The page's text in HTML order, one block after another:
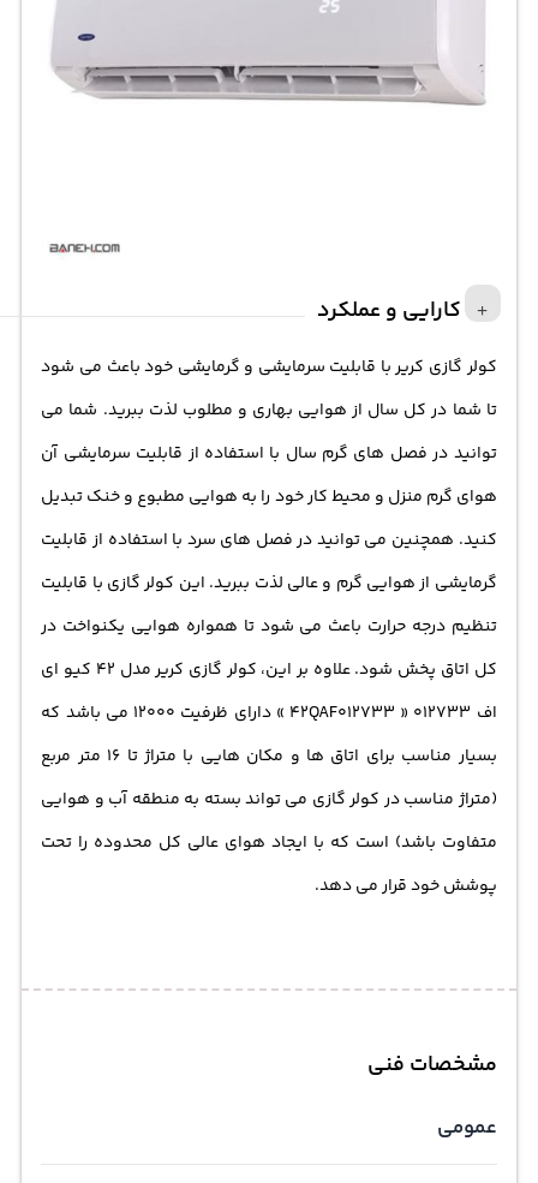
کارایی و عملکرد
کولر گازی کریر با قابلیت سرمایشی و گرمایشی خود باعث می شود
تا شما در کل سال از هوایی بهاری و مطلوب لذت ببرید. شما می
توانید در فصل های گرم سال با استفاده از قابلیت سرمایشی آن
هوای گرم منزل و محیط کار خود را به هوایی مطبوع و خنک تبدیل
کنید. همچنین می توانید در فصل های سرد با استفاده از قابلیت
گرمایشی از هوایی گرم و عالی لذت ببرید. این کولر گازی با قابلیت
تنظیم درجه حرارت باعث می شود تا همواره هوایی یکنواخت در
کل اتاق پخش شود. علاوه بر این، کولر گازی کریر مدل 42 کیو ای
اف 012733 « 42QAF012733 » دارای ظرفیت 12000 می باشد که
بسیار مناسب برای اتاق ها و مکان هایی با متراژ تا 16 متر مربع
(متراژ مناسب در کولر گازی می تواند بسته به منطقه آب و هوایی
متفاوت باشد) است که با ایجاد هوای عالی کل محدوده را تحت
پوشش خود قرار می دهد.
مشخصات فنی
عمومی